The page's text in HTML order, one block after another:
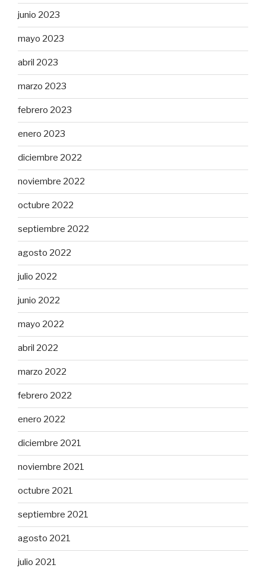
junio 2023
mayo 2023
abril 2023
marzo 2023
febrero 2023
enero 2023
diciembre 2022
noviembre 2022
octubre 2022
septiembre 2022
agosto 2022
julio 2022
junio 2022
mayo 2022
abril 2022
marzo 2022
febrero 2022
enero 2022
diciembre 2021
noviembre 2021
octubre 2021
septiembre 2021
agosto 2021
julio 2021